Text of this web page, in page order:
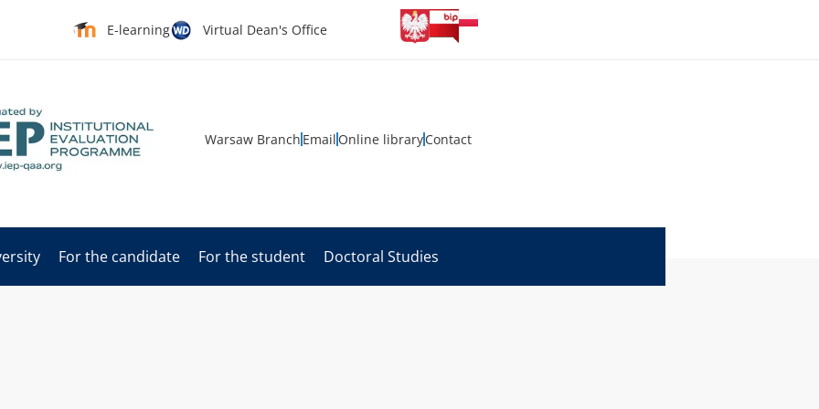
E-learning Virtual Dean's Office
Warsaw Branch Email Online libraryContact
For the candidate For the student Doctoral Studies